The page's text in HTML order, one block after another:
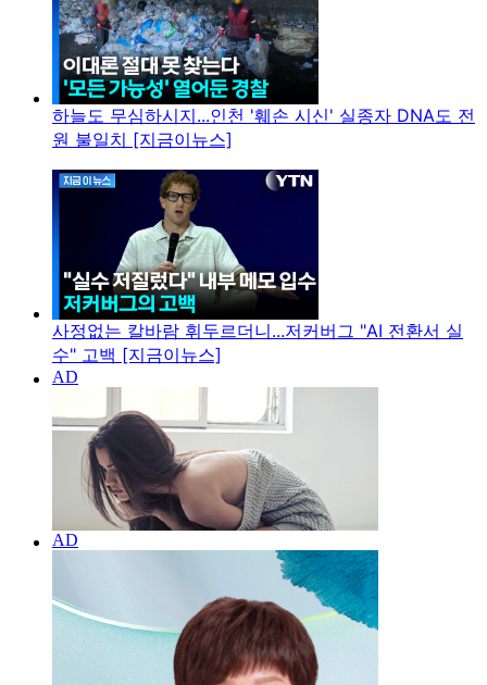
하늘도 무심하시지...인천 '훼손 시신' 실종자 DNA도 전
원 불일치 [지금이뉴스]
사정없는 칼바람 휘두르더니...저커버그 "AI 전환서 실
수" 고백 [지금이뉴스]